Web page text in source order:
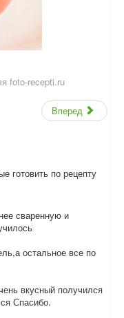
foto-recepti.ru
Вперед
готовить по рецепту
сваренную и
остальное все по
вкусный получился
Спасибо.